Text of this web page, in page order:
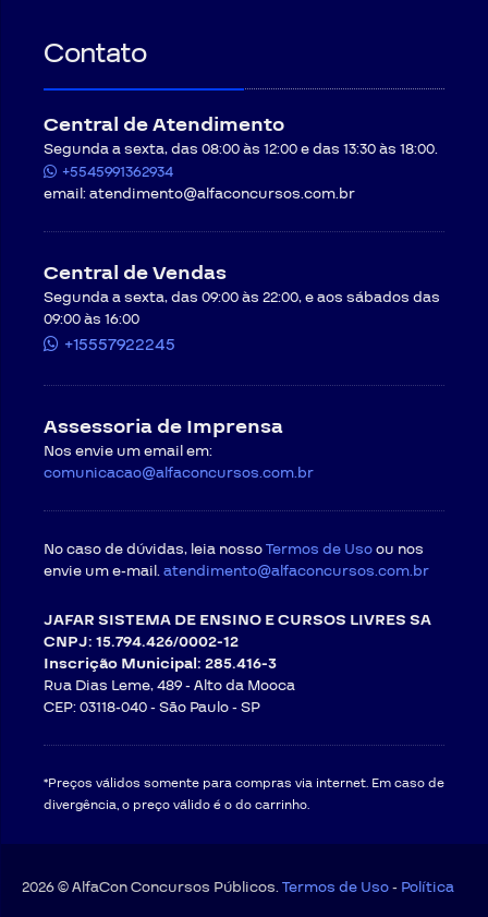
Contato
Central de Atendimento
Segunda a sexta, das 08:00 às 12:00 e das 13:30 às 18:00.
+5545991362934
email:atendimento@alfaconcursos.com.br
Central de Vendas
Segunda a sexta, das 09:00 às 22:00, e aos sábados das
09:00 às 16:00
+15557922245
Assessoria de Imprensa
Nos envie um email em:
comunicacao@alfaconcursos.com.br
No caso de dúvidas, leia nossoTermos de Usoou nos
envie um e-mail.atendimento@alfaconcursos.com.br
JAFAR SISTEMA DE ENSINO E CURSOS LIVRES SA
CNPJ: 15.794.426/0002-12
Inscrição Municipal: 285.416-3
Rua Dias Leme, 489 - Alto da Mooca
CEP: 03118-040 -São Paulo - SP
*Preços válidos somente para compras via internet. Em caso de
divergência, o preço válido é o do carrinho.
2026 © AlfaCon Concursos Públicos.Termos de Uso- Política